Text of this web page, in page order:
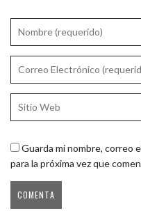
Guarda mi nombre, correo
para la próxima vez que